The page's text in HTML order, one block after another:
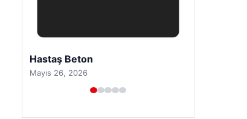
Prenses Night Club
Nisan 29, 2026